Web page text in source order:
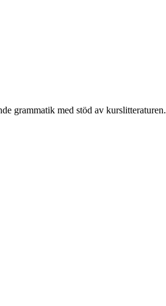
grammatik med stöd av kurslitteraturen.